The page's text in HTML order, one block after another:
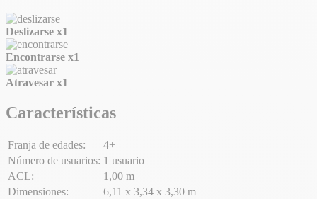
Deslizarse x1
Encontrarse x1
Atravesar x1
Características
Franja de edades:
4+
Número de usuarios: 1 usuario
ACL:
1,00 m
Dimensiones:
6,11 x 3,34 x 3,30 m